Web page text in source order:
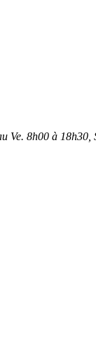
Ve. 8h00 à 18h30,